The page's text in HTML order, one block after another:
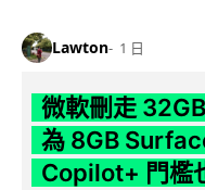
Lawton 1 日
微軟刪走
為 8GB
Copilot+ 門檻